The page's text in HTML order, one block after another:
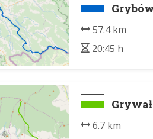
57.4 km
20:45 h
6.7 km